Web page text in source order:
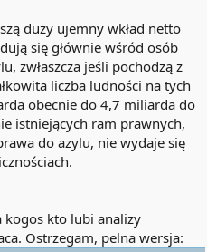
duży ujemny wkład netto
się głównie wśród osób
zwłaszcza jeśli pochodzą z
liczba ludności na tych
obecnie do 4,7 miliarda do
istniejących ram prawnych,
do azylu, nie wydaje się
kogos kto lubi analizy
Ostrzegam, pelna wersja: